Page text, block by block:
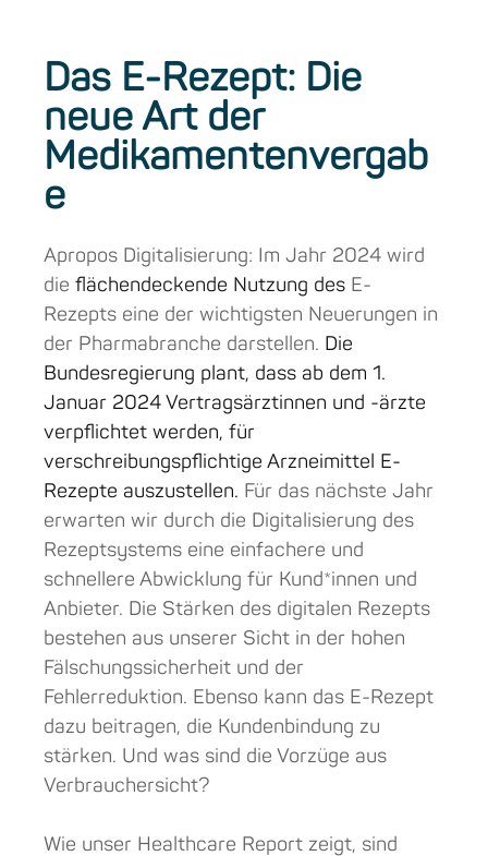
Das E-Rezept: Die
neue Art der
Medikamentenvergab
e
Apropos Digitalisierung: Im Jahr 2024 wird
dieflächendeckende Nutzung des E-
Rezepts eine der wichtigsten Neuerungen in
der Pharmabranche darstellen. Die
Bundesregierung plant, dass ab dem 1.
Januar 2024 Vertragsärztinnen und -ärzte
verpflichtet werden, für
verschreibungspflichtige Arzneimittel E-
Rezepte auszustellen​​​​​​​​​​. Für das nächste Jahr
erwarten wir durch die Digitalisierung des
Rezeptsystems eine einfachere und
schnellere Abwicklung für Kund*innen und
Anbieter. Die Stärken des digitalen Rezepts
bestehen aus unserer Sicht in der hohen
Fälschungssicherheit und der
Fehlerreduktion. Ebenso kann das E-Rezept
dazu beitragen, die Kundenbindung zu
stärken. Und was sind die Vorzüge aus
Verbrauchersicht?
Wie unser Healthcare Report zeigt, sind